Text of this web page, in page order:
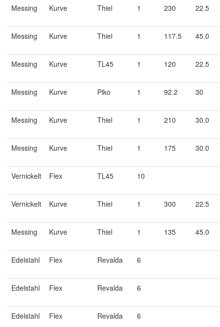
Messing Kurve Thiel 1 230 22.5
Messing Kurve Thiel 1 117.5 45.0
Messing Kurve TL45 1 120 22.5
Messing Kurve Piko 1 92.2 30
Messing Kurve Thiel 1 210 30.0
Messing Kurve Thiel 1 175 30.0
Vernickelt Flex TL45 10
Vernickelt Kurve Thiel 1 300 22.5
Messing Kurve Thiel 1 135 45.0
Edelstahl Flex Revalda 6
Edelstahl Flex Revalda 6
Edelstahl Flex Revalda 6